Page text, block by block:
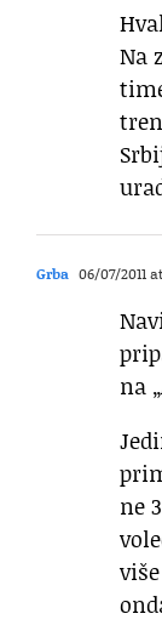
Na
Grba 06/07/2011
na
ne